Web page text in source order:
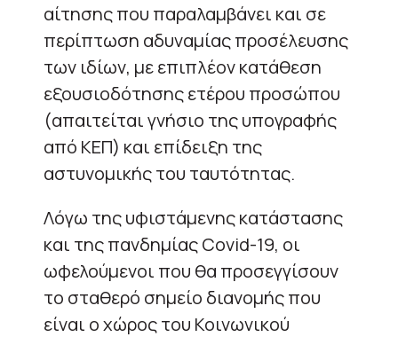
αίτησης που παραλαμβάνει και σε
περίπτωση αδυναμίας προσέλευσης
των ιδίων, με επιπλέον κατάθεση
εξουσιοδότησης ετέρου προσώπου
(απαιτείται γνήσιο της υπογραφής
από ΚΕΠ) και επίδειξη της
αστυνομικής του ταυτότητας.
Λόγω της υφιστάμενης κατάστασης
και της πανδημίας Covid-19, οι
ωφελούμενοι που θα προσεγγίσουν
το σταθερό σημείο διανομής που
είναι ο χώρος του Κοινωνικού